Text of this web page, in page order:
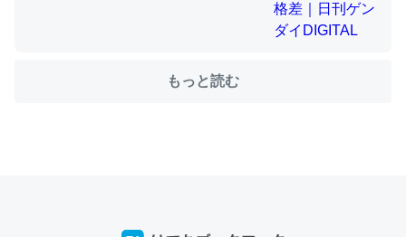
ウチもEchoを実家に置いて４年。でたまに覗いてる。ぼ
もっと読む